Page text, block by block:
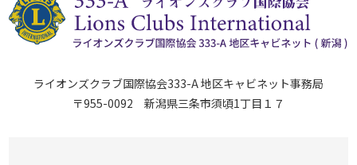
ライオンズクラブ国際協会333-A 地区キャビネット事務局
〒955-0092 新潟県三条市須頃1丁目１７